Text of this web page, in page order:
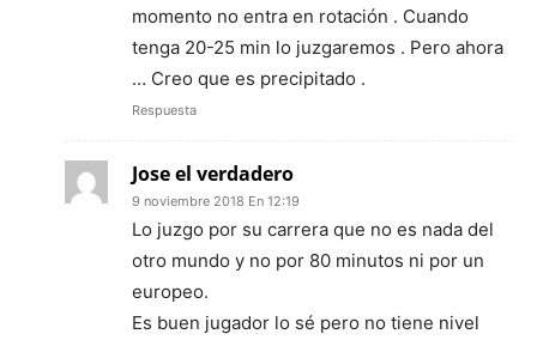
momento no entra en rotación . Cuando
tenga 20-25 min lo juzgaremos . Pero ahora
… Creo que es precipitado .
Respuesta
Jose el verdadero
9 noviembre 2018 En 12:19
Lo juzgo por su carrera que no es nada del
otro mundo y no por 80 minutos ni por un
europeo.
Es buen jugador lo sé pero no tiene nivel